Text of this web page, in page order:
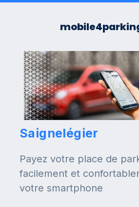
Saignelégier
Payez votre place de
facilement et
votre smartphone